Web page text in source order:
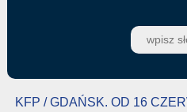
KFP / GDAŃSK. OD 16